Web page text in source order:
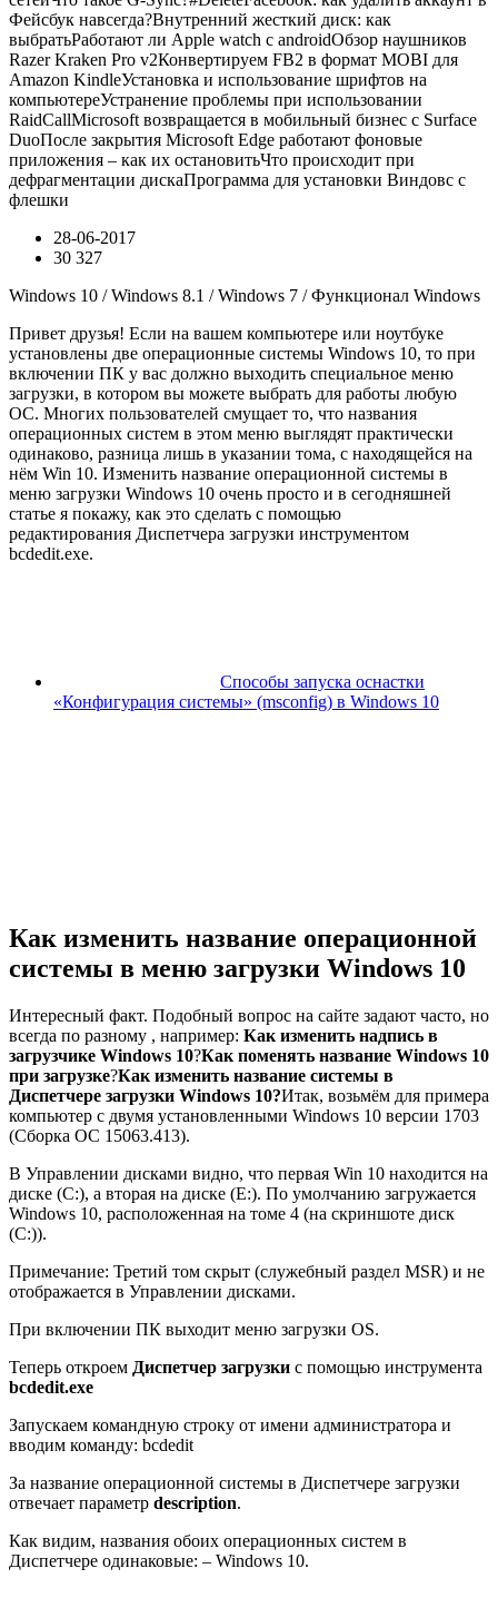
Фейсбук навсегда?Внутренний жесткий диск: как
выбратьРаботают ли Apple watch с androidОбзор наушников
Razer Kraken Pro v2Конвертируем FB2 в формат MOBI для
Amazon KindleУстановка и использование шрифтов на
компьютереУстранение проблемы при использовании
RaidCallMicrosoft возвращается в мобильный бизнес с Surface
DuoПосле закрытия Microsoft Edge работают фоновые
приложения – как их остановитьЧто происходит при
дефрагментации дискаПрограмма для установки Виндовс с
флешки
28-06-2017
30 327
Windows 10 / Windows 8.1 / Windows 7 / Функционал Windows
Привет друзья! Если на вашем компьютере или ноутбуке
установлены две операционные системы Windows 10, то при
включении ПК у вас должно выходить специальное меню
загрузки, в котором вы можете выбрать для работы любую
ОС. Многих пользователей смущает то, что названия
операционных систем в этом меню выглядят практически
одинаково, разница лишь в указании тома, с находящейся на
нём Win 10. Изменить название операционной системы в
меню загрузки Windows 10 очень просто и в сегодняшней
статье я покажу, как это сделать с помощью
редактирования Диспетчера загрузки инструментом
bcdedit.exe.
Способы запуска оснастки
«Конфигурация системы» (msconfig) в Windows 10
Как изменить название операционной
системы в меню загрузки Windows 10
Интересный факт. Подобный вопрос на сайте задают часто, но
всегда по разному , например: Как изменить надпись в
загрузчике Windows 10?Как поменять название Windows 10
при загрузке?Как изменить название системы в
Диспетчере загрузки Windows 10?Итак, возьмём для примера
компьютер с двумя установленными Windows 10 версии 1703
(Сборка ОС 15063.413).
В Управлении дисками видно, что первая Win 10 находится на
диске (C:), а вторая на диске (E:). По умолчанию загружается
Windows 10, расположенная на томе 4 (на скриншоте диск
(C:)).
Примечание: Третий том скрыт (служебный раздел MSR) и не
отображается в Управлении дисками.
При включении ПК выходит меню загрузки OS.
Теперь откроем Диспетчер загрузки с помощью инструмента
bcdedit.exe
Запускаем командную строку от имени администратора и
вводим команду: bcdedit
За название операционной системы в Диспетчере загрузки
отвечает параметр description.
Как видим, названия обоих операционных систем в
Диспетчере одинаковые: – Windows 10.